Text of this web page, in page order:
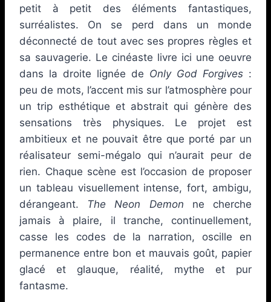
petit à petit des éléments fantastiques,
surréalistes. On se perd dans un monde
déconnecté de tout avec ses propres règles et
sa sauvagerie. Le cinéaste livre ici une oeuvre
dans la droite lignée de Only God Forgives :
peu de mots, l’accent mis sur l’atmosphère pour
un trip esthétique et abstrait qui génère des
sensations très physiques. Le projet est
ambitieux et ne pouvait être que porté par un
réalisateur semi-mégalo qui n’aurait peur de
rien. Chaque scène est l’occasion de proposer
un tableau visuellement intense, fort, ambigu,
dérangeant. The Neon Demon ne cherche
jamais à plaire, il tranche, continuellement,
casse les codes de la narration, oscille en
permanence entre bon et mauvais goût, papier
glacé et glauque, réalité, mythe et pur
fantasme.